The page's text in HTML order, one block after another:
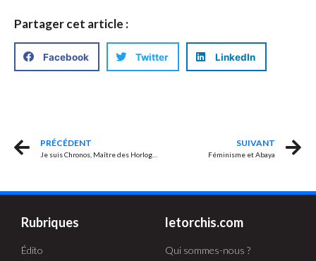
Partager cet article :
Facebook Twitter LinkedIn
PRÉCÉDENT
Je suis Chronos, Maître des Horloges, Dieu du temps qui passe
SUIVANT
Féminisme et Abaya
Rubriques
Édito
letorchis.com
Qui sommes-nous ?